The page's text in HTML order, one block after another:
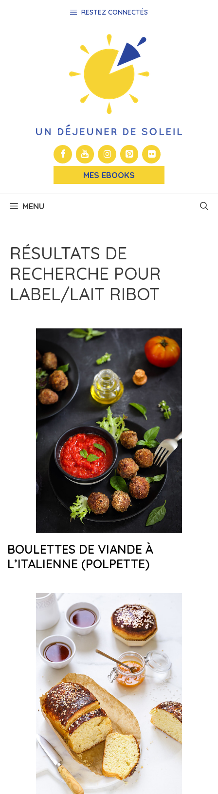
RESTEZ CONNECTÉS
MES EBOOKS
MENU
RÉSULTATS DE
RECHERCHE POUR
LABEL/LAIT RIBOT
BOULETTES DE VIANDE À
L’ITALIENNE (POLPETTE)